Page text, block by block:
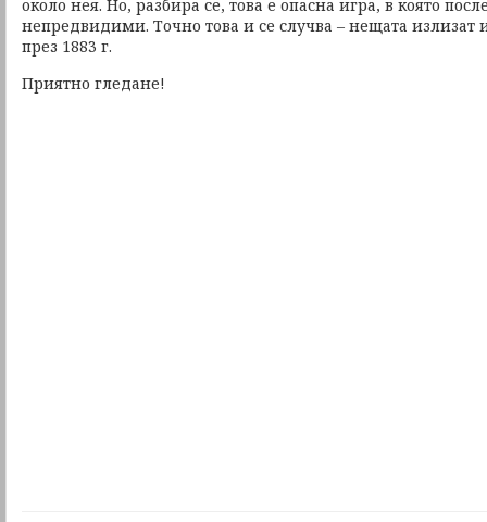
около нея. Но, разбира се, това е опасна игра, в която
непредвидими. Точно това и се случва – нещата излизат
през 1883 г.
Приятно гледане!